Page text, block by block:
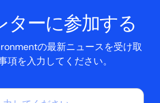
ケーススタディ
ターに参加する
の最新ニュースを受け取
項を入力してください。